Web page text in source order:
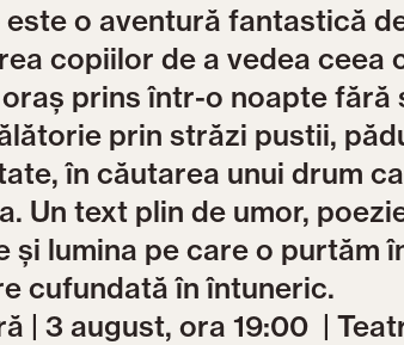
este o aventură fantastică
copiilor de a vedea ceea
prins într-o noapte
prin străzi pustii,
în căutarea unui drum
Un text plin de umor,
lumina pe care o purtăm
cufundată în întuneric.
| 3 august, ora 19:00 |